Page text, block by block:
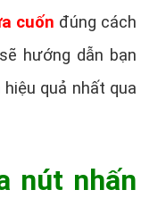
cuốn đúng cách
hướng dẫn bạn
quả nhất qua
nút nhấn